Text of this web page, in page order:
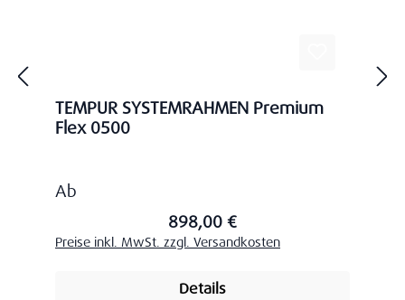
TEMPUR SYSTEMRAHMEN Premium
Flex 0500
Regulärer Preis:
Ab
898,00 €
Preise inkl. MwSt. zzgl. Versandkosten
Details